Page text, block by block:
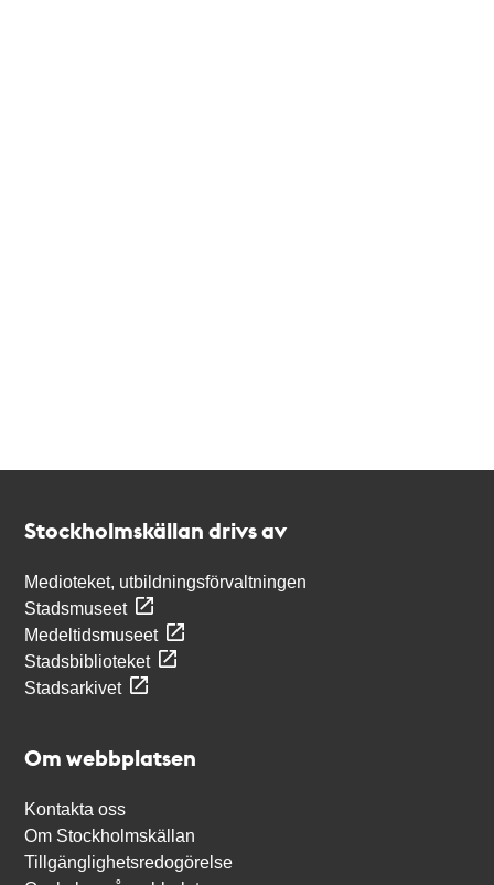
Stockholmskällan drivs av
Medioteket, utbildningsförvaltningen
Stadsmuseet
Medeltidsmuseet
Stadsbiblioteket
Stadsarkivet
Om webbplatsen
Kontakta oss
Om Stockholmskällan
Tillgänglighetsredogörelse